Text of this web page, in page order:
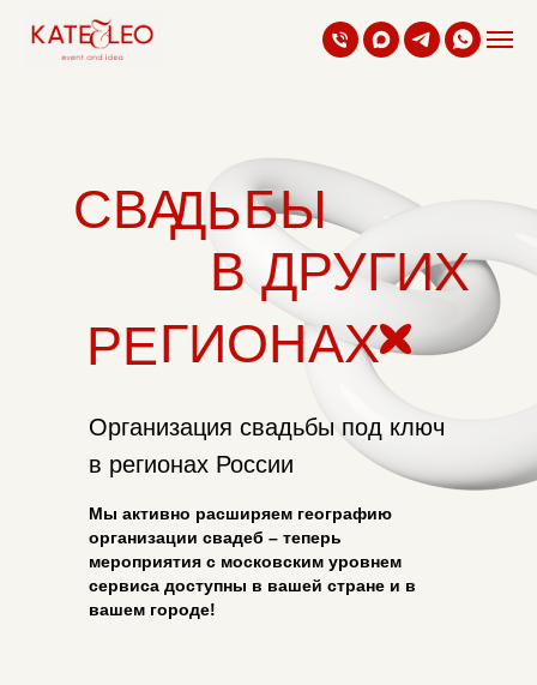
В ДРУГИХ
СВАДЬБЫ
Мы активно расширяем географию
организации свадеб – теперь
мероприятия с московским уровнем
сервиса доступны в вашей стране и в
вашем городе!
РЕГИОНАХ
Организация свадьбы под ключ
в регионах России